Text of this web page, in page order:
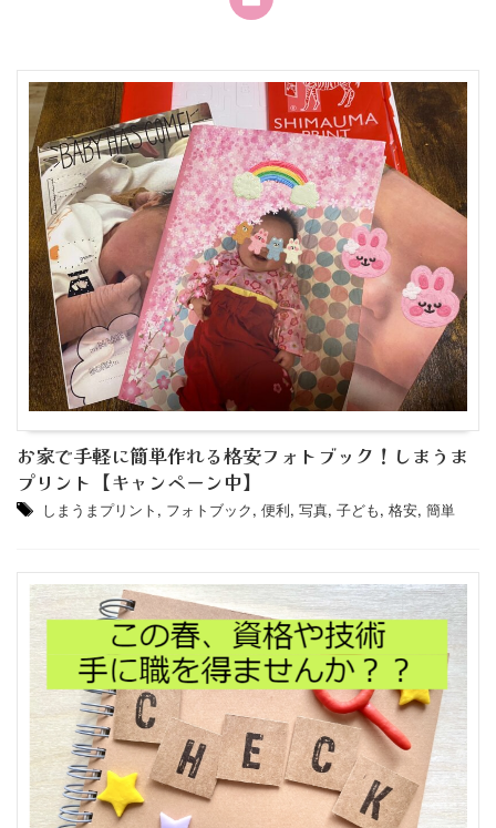
お家で手軽に簡単作れる格安フォトブック！しまうま
プリント【キャンペーン中】
しまうまプリント , フォトブック, 便利, 写真, 子ども, 格安, 簡単